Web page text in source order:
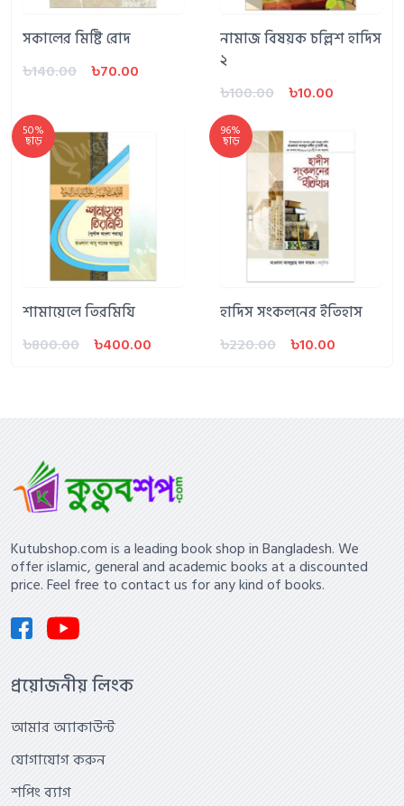
সকালের মিষ্টি রোদ
৳140.00
৳70.00
নামাজ বিষয়ক চল্লিশ হাদিস
২
৳100.00
৳10.00
50%
ছাড়
শামায়েলে তিরমিযি
৳800.00
৳400.00
96%
ছাড়
হাদিস সংকলনের ইতিহাস
৳220.00
৳10.00
Kutubshop.com is a leading book shop in Bangladesh. We
offer islamic, general and academic books at a discounted
price. Feel free to contact us for any kind of books.
প্রয়োজনীয় লিংক
আমার অ্যাকাউন্ট
যোগাযোগ করুন
শপিং ব্যাগ